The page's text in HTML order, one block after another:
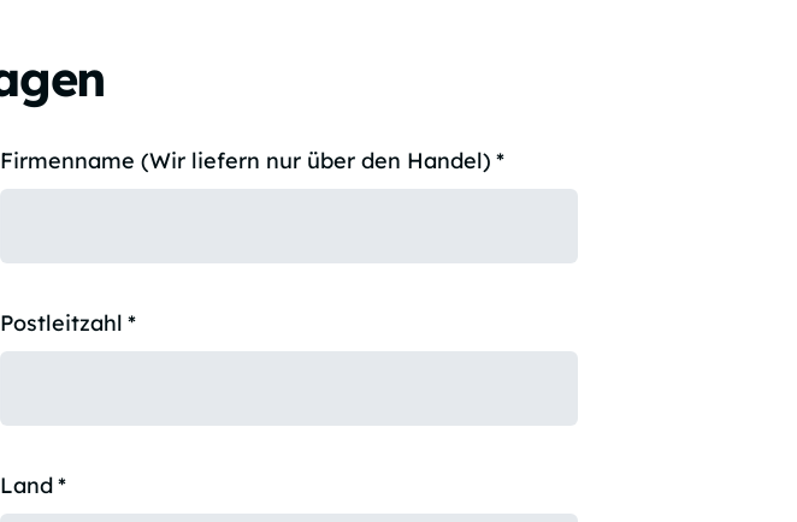
Firmenname (Wir liefern nur über den Handel) *
Postleitzahl *
Land*